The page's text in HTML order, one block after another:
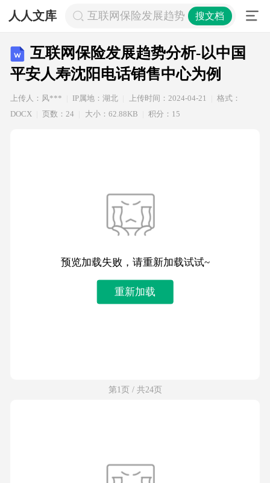
人人文库 互联网保险发展趋势分析-以中国平安
搜文档
互联网保险发展趋势分析-以中国
平安人寿沈阳电话销售中心为例
上传人：风*** IP属地：湖北 上传时间：2024-04-21
格式：
DOCX
页数：24 大小：62.88KB 积分：15
预览加载失败，请重新加载试试~
重新加载
第1页 / 共24页